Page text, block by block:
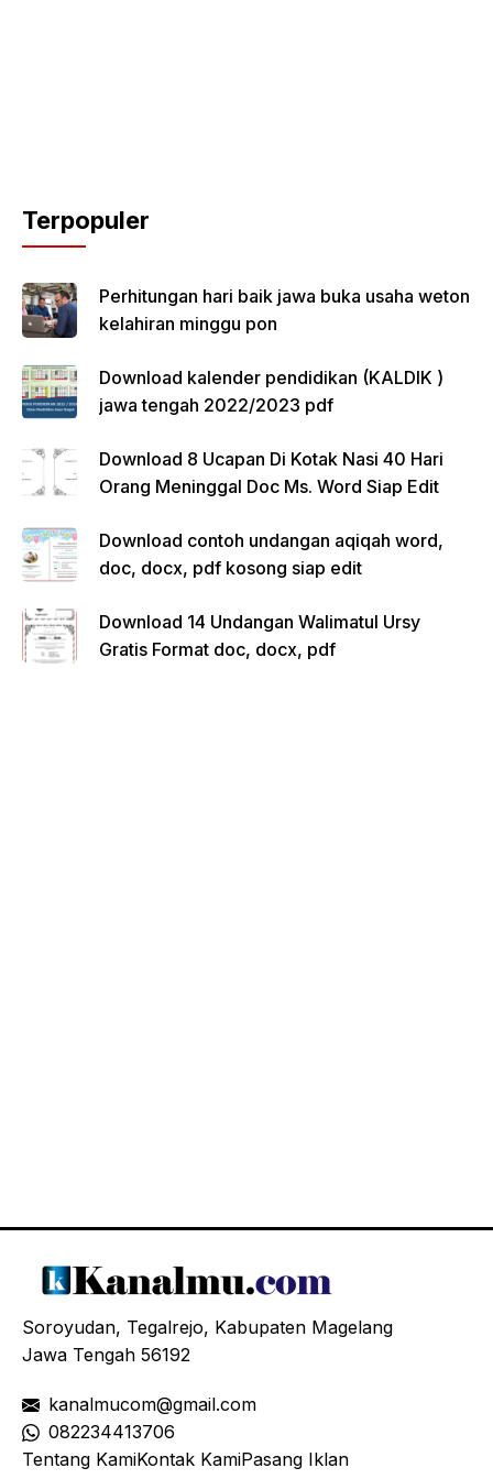
Terpopuler
Perhitungan hari baik jawa buka usaha weton
kelahiran minggu pon
Download kalender pendidikan (KALDIK )
jawa tengah 2022/2023 pdf
Download 8 Ucapan Di Kotak Nasi 40 Hari
Orang Meninggal Doc Ms. Word Siap Edit
Download contoh undangan aqiqah word,
doc, docx, pdf kosong siap edit
Download 14 Undangan Walimatul Ursy
Gratis Format doc, docx, pdf
Soroyudan, Tegalrejo, Kabupaten Magelang
Jawa Tengah 56192
kanalmucom@gmail.com
082234413706
Tentang KamiKontak KamiPasang Iklan